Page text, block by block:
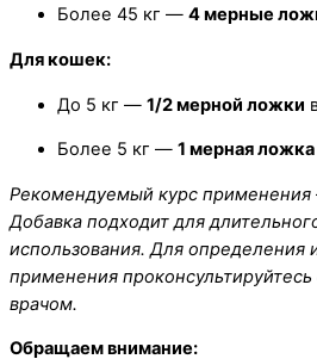
Более 45 кг — 4 мерные
Для кошек:
До 5 кг — 1/2 мерной ложки
Более 5 кг — 1 мерная ложка
Рекомендуемый курс
Добавка подходит для
использования. Для определения
применения
врачом.
Обращаем внимание: